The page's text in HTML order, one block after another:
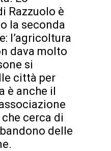
Razzuolo è
la seconda
l’agricoltura
dava molto
si
città per
è anche il
cerca di
delle